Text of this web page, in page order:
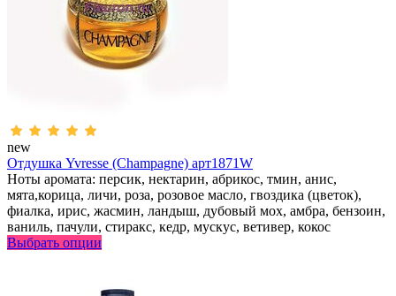
new
Отдушка Yvresse (Champagne) арт1871W
Ноты аромата: персик, нектарин, абрикос, тмин, анис,
мята,корица, личи, роза, розовое масло, гвоздика (цветок),
фиалка, ирис, жасмин, ландыш, дубовый мох, амбра, бензоин,
ваниль, пачули, стиракс, кедр, мускус, ветивер, кокос
Выбрать опции